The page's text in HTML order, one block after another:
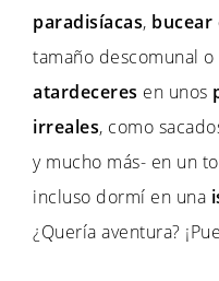
paradisíacas, bucear
tamaño descomunal
atardeceres en unos
irreales, como
y mucho más- en un
incluso dormí en una
¿Quería aventura?